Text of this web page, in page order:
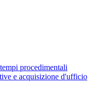
procedimentali
e acquisizione d'ufficio